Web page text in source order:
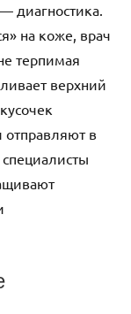
диагностика.
на коже, врач
терпимая
верхний
отправляют в